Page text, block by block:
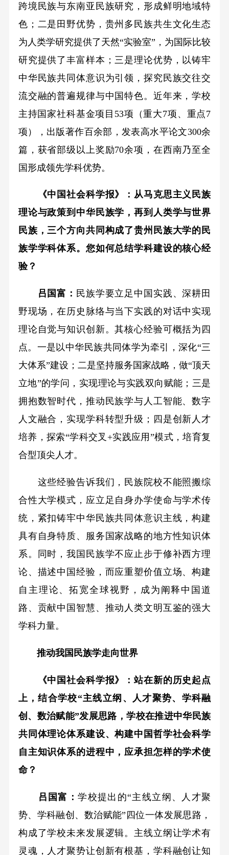
跨境民族与东南亚民族研究，形成鲜明地域特
色；二是田野优势，贵州多民族共生文化生态
为人类学研究提供了天然“实验室”，为国际比较
研究提供了丰富样本；三是理论优势，以铸牢
中华民族共同体意识为引领，探究民族交往交
流交融的普遍规律与中国特色。近年来，学校
主持国家社科基金项目53项（重大7项、重点7
项），出版著作百余部，发表高水平论文300余
篇，获省部级以上奖励70余项，在西南乃至全
国形成领先学科优势。
《中国社会科学报》：从马克思主义民族
理论与政策到中华民族学，再到人类学与世界
民族，三个方向共同构成了贵州民族大学的民
族学学科体系。您如何总结学科建设的核心经
验？
吕国富： 民族学要立足中国实践、深耕田
野现场，在历史脉络与当下实践的对话中实现
理论自觉与知识创新。其核心经验可概括为四
点。一是以中华民族共同体学为牵引，深化“三
大体系”建设；二是坚持服务国家战略，做“顶天
立地”的学问，实现理论与实践双向赋能；三是
拥抱数智时代，推动民族学与人工智能、数字
人文融合，实现学科转型升级；四是创新人才
培养，探索“学科交叉+实践应用”模式，培育复
合型顶尖人才。
这些经验告诉我们，民族院校不能照搬综
合性大学模式，应立足自身办学使命与学术传
统，紧扣铸牢中华民族共同体意识主线，构建
具有自身特质、服务国家战略的地方性知识体
系。同时，我国民族学不应止步于修补西方理
论、描述中国经验，而应重塑价值立场、构建
自主理论、拓宽全球视野，成为阐释中国道
路、贡献中国智慧、推动人类文明互鉴的强大
学科力量。
推动我国民族学走向世界
《中国社会科学报》：站在新的历史起点
上，结合学校“主线立纲、人才聚势、学科融
创、数治赋能”发展思路，学校在推进中华民族
共同体理论体系建设、构建中国哲学社会科学
自主知识体系的进程中，应承担怎样的学术使
命？
吕国富：学校提出的“主线立纲、人才聚
势、学科融创、数治赋能”四位一体发展思路，
构成了学校未来发展逻辑。主线立纲让学术有
灵魂，人才聚势让创新有根基，学科融创让知